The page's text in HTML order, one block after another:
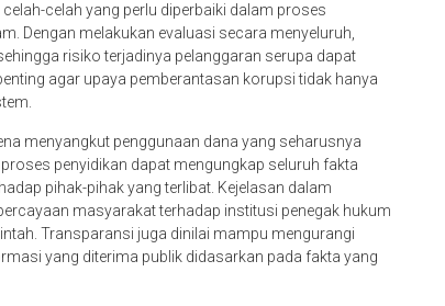
celah yang perlu diperbaiki dalam proses
Dengan melakukan evaluasi secara menyeluruh,
risiko terjadinya pelanggaran serupa dapat
agar upaya pemberantasan korupsi tidak hanya
menyangkut penggunaan dana yang seharusnya
penyidikan dapat mengungkap seluruh fakta
pihak-pihak yang terlibat. Kejelasan dalam
masyarakat terhadap institusi penegak hukum
Transparansi juga dinilai mampu mengurangi
yang diterima publik didasarkan pada fakta yang